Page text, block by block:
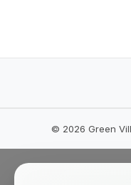
© 2026 Green